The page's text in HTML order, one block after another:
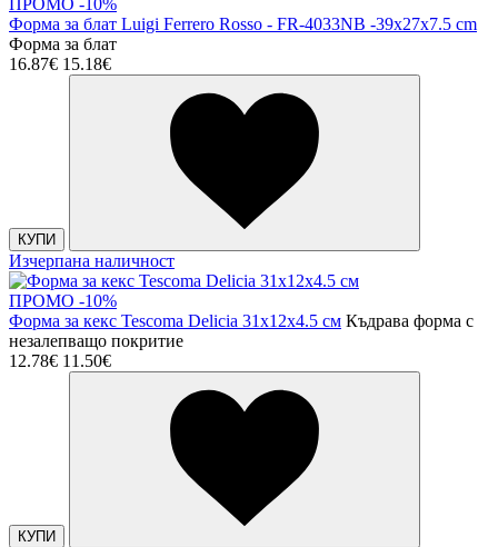
ПРОМО -10%
Форма за блат Luigi Ferrero Rosso - FR-4033NB -39x27x7.5 cm
Форма за блат
16.87€ 15.18€
КУПИ
Изчерпана наличност
ПРОМО -10%
Форма за кекс Tescoma Delicia 31x12x4.5 см Къдрава форма с
незалепващо покритие
12.78€ 11.50€
КУПИ